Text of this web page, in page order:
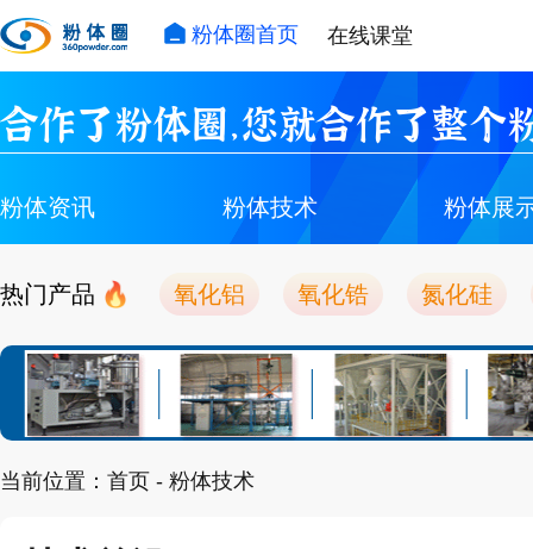
粉体圈首页 在线课堂
合作了粉体圈，您就合作了整个
粉体资讯 粉体技术 粉体展
热门产品 氧化铝 氧化锆 氮化硅
当前位置： 首页 - 粉体技术